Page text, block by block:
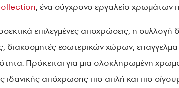
, ένα σύγχρονο εργαλείο χρωμάτων
επιλεγμένες αποχρώσεις, η συλλογή
διακοσμητές εσωτερικών χώρων,
Πρόκειται για μια ολοκληρωμένη
ιδανικής απόχρωσης πιο απλή και πιο